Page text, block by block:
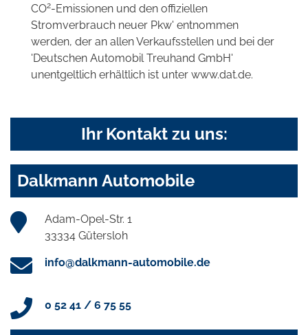
CO2-Emissionen und den offiziellen
Stromverbrauch neuer Pkw' entnommen
werden, der an allen Verkaufsstellen und bei der
'Deutschen Automobil Treuhand GmbH'
unentgeltlich erhältlich ist unter www.dat.de.
Ihr Kontakt zu uns:
Dalkmann Automobile
Adam-Opel-Str. 1
33334 Gütersloh
info@dalkmann-automobile.de
0 52 41 / 6 75 55